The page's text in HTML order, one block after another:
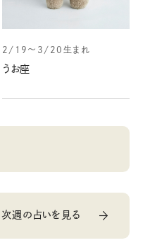
2/19～3/20生まれ
うお座
次週の占いを見る